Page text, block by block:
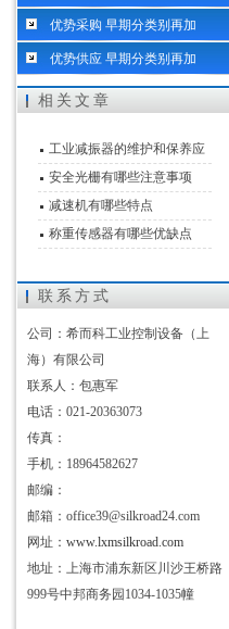
优势采购 早期分类别再加
优势供应 早期分类别再加
相关文章
工业减振器的维护和保养应
该怎么做
安全光栅有哪些注意事项
减速机有哪些特点
称重传感器有哪些优缺点
联系方式
公司：希而科工业控制设备（上
海）有限公司
联系人：包惠军
电话：021-20363073
传真：
手机：18964582627
邮编：
邮箱：office39@silkroad24.com
网址： www.lxmsilkroad.com
地址：上海市浦东新区川沙王桥路
999号中邦商务园1034-1035幢